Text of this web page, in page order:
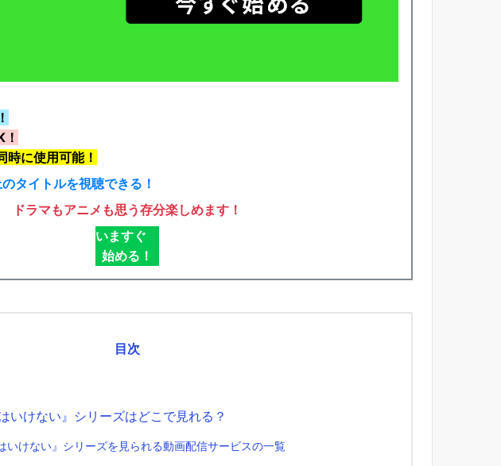
に使用可能！
タイトルを視聴できる！
ドラマもアニメも思う存分楽しめます！
いますぐ
始める！
目次
いけない』シリーズはどこで見れる？
いけない』シリーズを見られる動画配信サービスの一覧